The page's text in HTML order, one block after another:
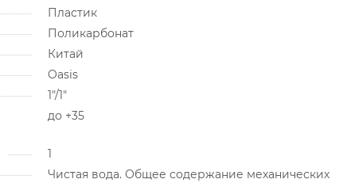
Пластик
Поликарбонат
Китай
Oasis
1"/1"
до +35
1
Чистая вода. Общее содержание механических